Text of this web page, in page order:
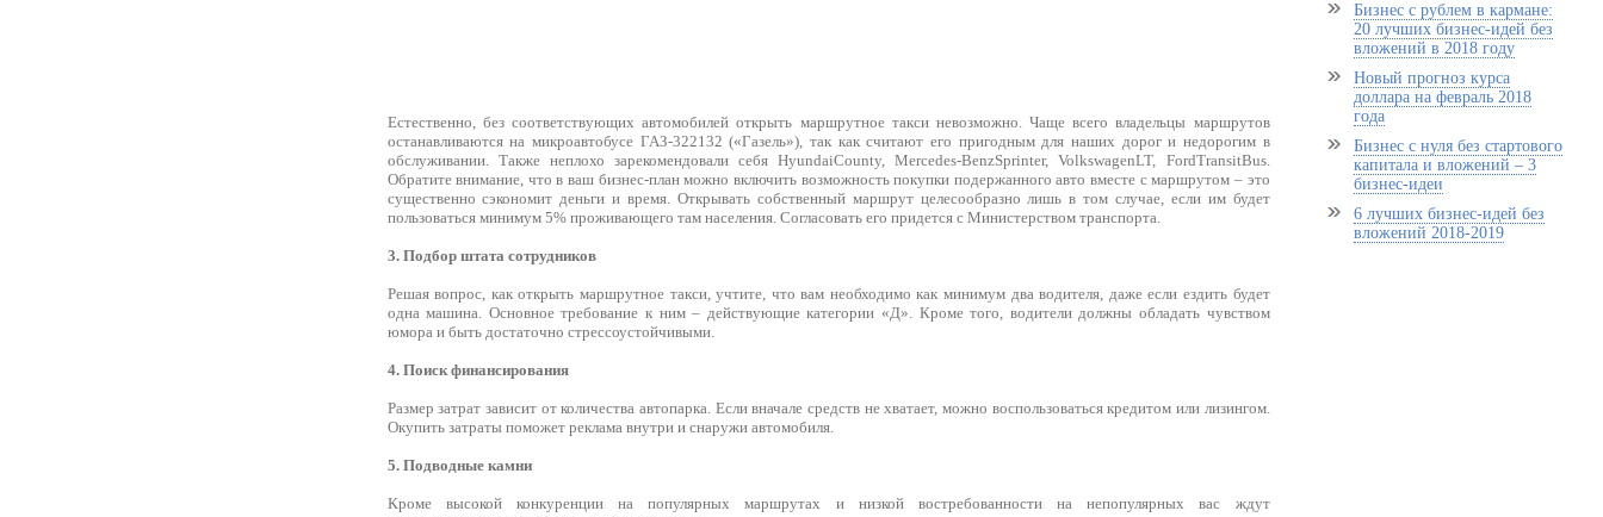
Естественно, без соответствующих автомобилей открыть маршрутное такси невозможно. Чаще всего владельцы маршрутов
останавливаются на микроавтобусе ГАЗ-322132 («Газель»), так как считают его пригодным для наших дорог и недорогим в
обслуживании. Также неплохо зарекомендовали себя HyundaiCounty, Mercedes-BenzSprinter, VolkswagenLT, FordTransitBus.
Обратите внимание, что в ваш бизнес-план можно включить возможность покупки подержанного авто вместе с маршрутом – это
существенно сэкономит деньги и время. Открывать собственный маршрут целесообразно лишь в том случае, если им будет
пользоваться минимум 5% проживающего там населения. Согласовать его придется с Министерством транспорта.
3. Подбор штата сотрудников
Решая вопрос, как открыть маршрутное такси, учтите, что вам необходимо как минимум два водителя, даже если ездить будет
одна машина. Основное требование к ним – действующие категории «Д». Кроме того, водители должны обладать чувством
юмора и быть достаточно стрессоустойчивыми.
4. Поиск финансирования
Размер затрат зависит от количества автопарка. Если вначале средств не хватает, можно воспользоваться кредитом или лизингом.
Окупить затраты поможет реклама внутри и снаружи автомобиля.
5. Подводные камни
Кроме высокой конкуренции на популярных маршрутах и низкой востребованности на непопулярных вас ждут
Бизнес с рублем в кармане:
20 лучших бизнес-идей без
вложений в 2018 году
Новый прогноз курса
доллара на февраль 2018
года
Бизнес с нуля без стартового
капитала и вложений – 3
бизнес-идеи
6 лучших бизнес-идей без
вложений 2018-2019